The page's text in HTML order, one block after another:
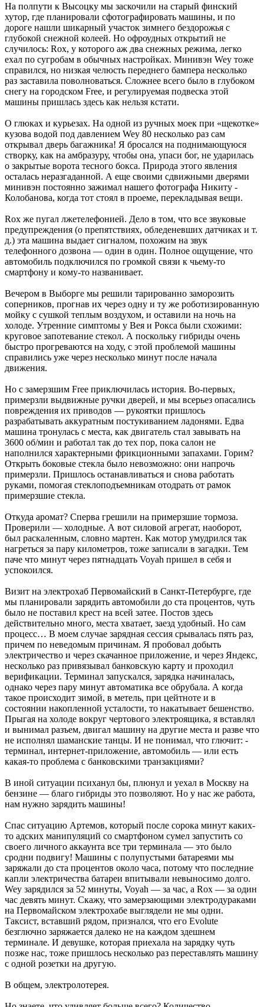
На полпути к Высоцку мы заскочили на старый финский
хутор, где планировали сфотографировать машины, и по
дороге нашли шикарный участок зимнего бездорожья с
глубокой снежной колеей. Но офроудных открытий не
случилось: Rox, у которого аж два снежных режима, легко
ехал по сугробам в обычных настройках. Минивэн Wey тоже
справился, но низкая челюсть переднего бампера несколько
раз заставила ­поволноваться. Сложнее всего было в глубоком
снегу на городском Free, и регулируемая подвеска этой
машины пришлась здесь как нельзя кстати.
О глюках и курьезах. На одной из ручных моек при «щекотке»
кузова водой под давлением Wey 80 несколько раз сам
открывал дверь багажника! Я бросался на поднимающуюся
створку, как на амбразуру, чтобы она, упаси бог, не ударилась
о закрытые ворота тесного бокса. Природа этого явления
осталась неразгаданной. А еще своими сдвижными дверями
минивэн постоянно зажимал нашего фотографа Никиту ­
Колобанова, когда тот стоял в проеме, перекладывая вещи.
Rox же пугал лжетелефонией. Дело в том, что все звуковые
предупреждения (о препятствиях, обледеневших датчиках и т.
д.) эта машина выдает сигналом, похожим на звук
телефонного дозвона — один в один. Полное ощущение, что
автомобиль подключился по громкой связи к чьему-то
смартфону и ­кому-то названивает.
Вечером в Выборге мы решили тарированно заморозить
соперников, прогнав их через одну и ту же роботизи­рованную
мойку с сушкой теплым воздухом, и оставили на ночь на
холоде. Утренние симптомы у Вея и Рокса были схожими:
круговое запотевание стекол. А поскольку гибриды очень
быстро прогреваются на ходу, с этой проблемой машины
справились уже через несколько минут после начала
движения.
Но с замерзшим Free ­приключилась история. Во-первых,
примерзли ­выдвижные ручки дверей, и мы всерьез опасались
повреждения их приводов — рукоятки пришлось
разрабатывать аккуратным постукиванием ладонями. Едва
машина тронулась с места, как двигатель стал завывать на
3600 об/мин и работал так до тех пор, пока салон не
наполнился характерными фрикционными запахами. Горим?
Открыть боковые стекла было невозможно: они напрочь
примерзли. Пришлось останавливаться и снова работать
руками, помогая стеклоподъемникам отодрать от рамок
примерзшие стекла.
Откуда аромат? Сперва ­грешили на примерзшие тормоза.
Проверили — холодные. А вот силовой агрегат, ­наоборот,
был раскаленным, словно мартен. Как мотор умудрился так
нагреться за пару километров, тоже записали в загадки. Тем
паче что минут через пятнадцать Voyah пришел в себя и
успокоился.
Визит на электрохаб Первомайский в Санкт-Петербурге, где
мы планировали зарядить автомобили до ста процентов, чуть
было не поставил крест на всей затее. Постов здесь
действительно много, места хватает, заезд удобный. Но сам
процесс… В моем случае зарядная сессия срывалась пять раз,
причем по неведомым причинам. Я пробовал добыть
электричество и через скачанное приложение, и через Яндекс,
несколько раз привязывал банковскую карту и проходил
верификации. Терминал запускался, зарядка начиналась,
однако через пару минут автоматика все обрубала. А когда
такое происходит зимой, в метель, при цейтноте и в
состоянии накопленной усталости, то ­накатывает бешенство.
Прыгая на холоде вокруг чертового электроящика, я вставлял
и вынимал разъем, двигал машину на другие места и разве что
не исполнял шаманские танцы. И не понимал, что глючит: ­
терминал, интернет-приложение, автомобиль — или есть
какая-то проблема с банковскими транзакциями?
В иной ситуации психанул бы, ­плюнул и уехал в Москву на
бензине — ­благо гибриды это позволяют. Но у нас же ­работа,
нам нужно зарядить машины!
Спас ситуацию Артемов, который после сорока минут каких-
то адских манипуляций со смартфоном сумел запустить со
своего личного аккаунта все три терминала — это было
сродни подвигу! Машины с полупустыми батареями мы
заряжали до ста процентов около часа, потому что последние
капли электричества батареи впитывали невыносимо долго.
Wey зарядился за 52 минуты, Voyah — за час, а Rox ­— за один
час девять минут. Скажу, что замерзающими электродураками
на Первомайском электрохабе выглядели не мы одни.
Таксист, вставший рядом, признался, что его Evolute
безглючно заряжается далеко не на каждом здешнем
терминале. И девушке, которая приехала на зарядку чуть
позже нас, тоже пришлось несколько раз переставлять машину
с одной розетки на другую.
В общем, электролотерея.